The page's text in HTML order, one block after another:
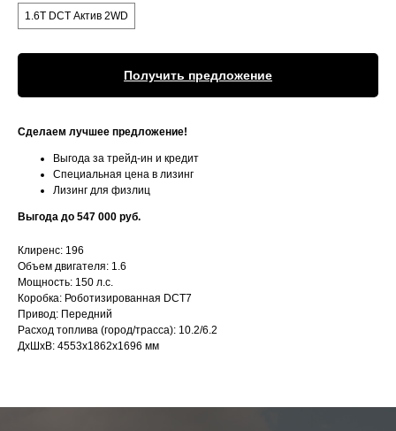
1.6T DCT Актив 2WD
Получить предложение
Сделаем лучшее предложение!
Выгода за трейд-ин и кредит
Специальная цена в лизинг
Лизинг для физлиц
Выгода до 547 000 руб.
Клиренс: 196
Объем двигателя: 1.6
Мощность: 150 л.с.
Коробка: Роботизированная DCT7
Привод: Передний
Расход топлива (город/трасса): 10.2/6.2
ДхШхВ: 4553х1862х1696 мм